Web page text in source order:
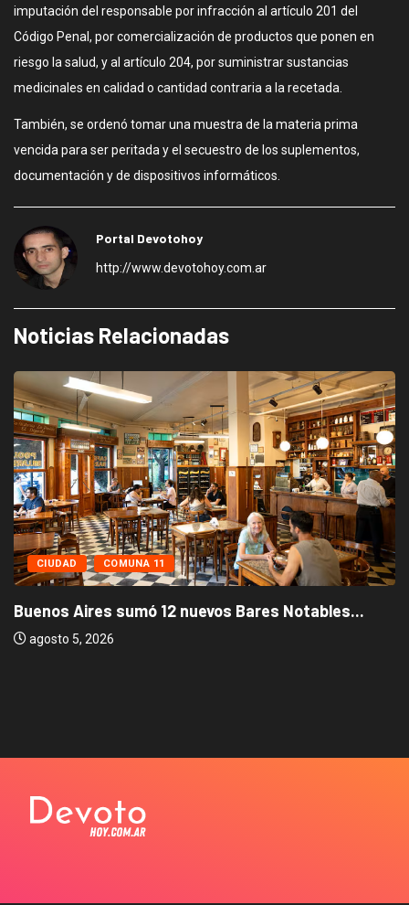
imputación del responsable por infracción al artículo 201 del
Código Penal, por comercialización de productos que ponen en
riesgo la salud, y al artículo 204, por suministrar sustancias
medicinales en calidad o cantidad contraria a la recetada.
También, se ordenó tomar una muestra de la materia prima
vencida para ser peritada y el secuestro de los suplementos,
documentación y de dispositivos informáticos.
Portal Devotohoy
http://www.devotohoy.com.ar
Noticias Relacionadas
CIUDAD COMUNA 11
Buenos Aires sumó 12 nuevos Bares Notables...
agosto 5, 2026